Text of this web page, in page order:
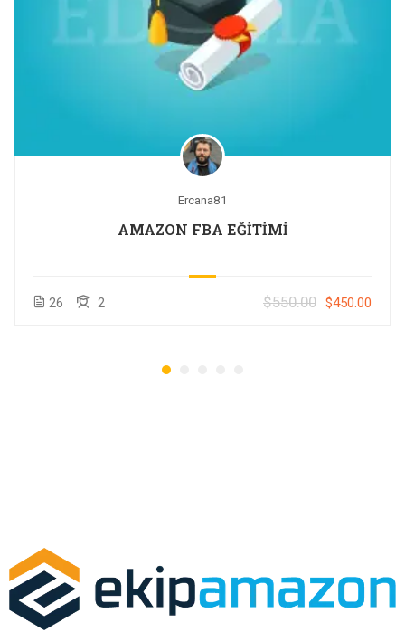
Ercana81
AMAZON FBA EĞİTİMİ
26 2 $550.00 $450.00